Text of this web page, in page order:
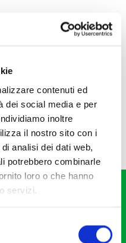
contenuti ed
dei social media e per
inoltre
il nostro sito con i
analisi dei dati web,
potrebbero combinarle
loro o che hanno
servizi.